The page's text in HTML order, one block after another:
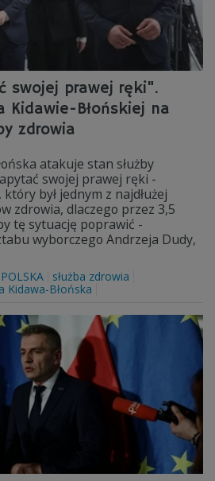
swojej prawej ręki".
Kidawie-Błońskiej na
zdrowia
atakuje stan służby
swojej prawej ręki -
był jednym z najdłużej
zdrowia, dlaczego przez 3,5
tę sytuację poprawić -
wyborczego Andrzeja Dudy,
POLSKA
służba zdrowia
Kidawa-Błońska